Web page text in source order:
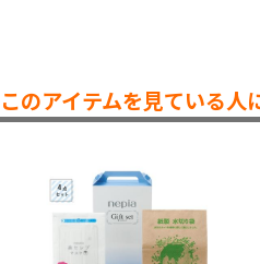
このアイテムを見ている人